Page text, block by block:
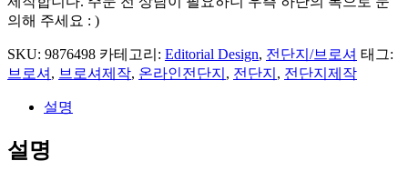
의해 주세요 : )
SKU: 9876498 카테고리: Editorial Design, 전단지/브로셔 태그:
브로셔 , 브로셔제작, 온라인전단지 , 전단지 , 전단지제작
설명
설명